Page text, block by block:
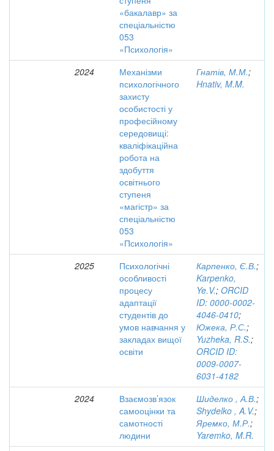
«бакалавр» за
спеціальністю
053
«Психологія»
2024
Механізми
психологічного
захисту
особистості у
професійному
середовищі:
кваліфікаційна
робота на
здобуття
освітнього
ступеня
«магістр» за
спеціальністю
053
«Психологія»
Гнатів, М.М.;
Hnativ, M.M.
2025
Психологічні
особливості
процесу
адаптації
студентів до
умов навчання у
закладах вищої
освіти
Карпенко, Є.В.;
Karpenko,
Ye.V.; ORCID
ID: 0000-0002-
4046-0410;
Южека, Р.С.;
Yuzheka, R.S.;
ORCID ID:
0009-0007-
6031-4182
2024
Взаємозв’язок
самооцінки та
самотності
людини
Шиделко , А.В.;
Shydelko , A.V.;
Яремко, М.Р.;
Yaremko, M.R.